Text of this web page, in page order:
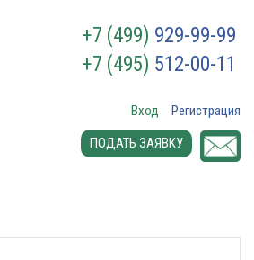
+7 (499) 929-99-99
+7 (495) 512-00-11
Вход
Регистрация
ПОДАТЬ ЗАЯВКУ